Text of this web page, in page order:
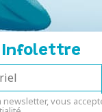
Infolettre
newsletter, vous